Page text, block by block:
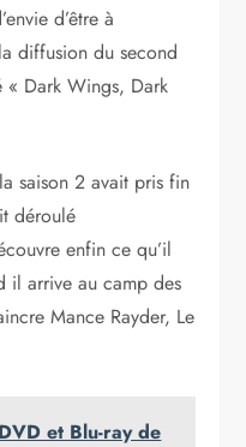
d’être à
diffusion du second
Dark Wings, Dark
saison 2 avait pris fin
déroulé
enfin ce qu’il
il arrive au camp des
Mance Rayder, Le
et Blu-ray de